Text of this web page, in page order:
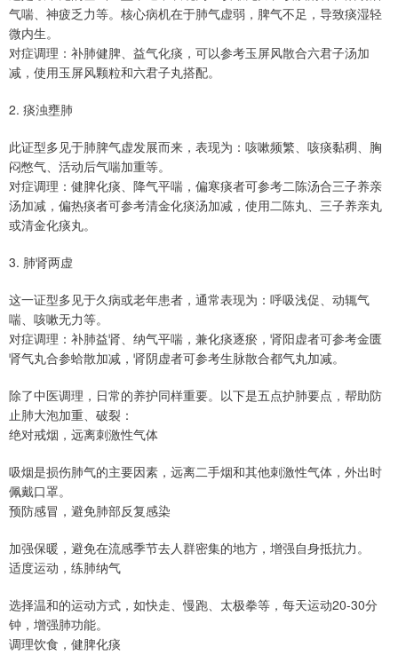
气喘、神疲乏力等。核心病机在于肺气虚弱，脾气不足，导致痰湿轻
微内生。
对症调理：补肺健脾、益气化痰，可以参考玉屏风散合六君子汤加
减，使用玉屏风颗粒和六君子丸搭配。
2. 痰浊壅肺
此证型多见于肺脾气虚发展而来，表现为：咳嗽频繁、咳痰黏稠、胸
闷憋气、活动后气喘加重等。
对症调理：健脾化痰、降气平喘，偏寒痰者可参考二陈汤合三子养亲
汤加减，偏热痰者可参考清金化痰汤加减，使用二陈丸、三子养亲丸
或清金化痰丸。
3. 肺肾两虚
这一证型多见于久病或老年患者，通常表现为：呼吸浅促、动辄气
喘、咳嗽无力等。
对症调理：补肺益肾、纳气平喘，兼化痰逐瘀，肾阳虚者可参考金匮
肾气丸合参蛤散加减，肾阴虚者可参考生脉散合都气丸加减。
除了中医调理，日常的养护同样重要。以下是五点护肺要点，帮助防
止肺大泡加重、破裂：
绝对戒烟，远离刺激性气体
吸烟是损伤肺气的主要因素，远离二手烟和其他刺激性气体，外出时
佩戴口罩。
预防感冒，避免肺部反复感染
加强保暖，避免在流感季节去人群密集的地方，增强自身抵抗力。
适度运动，练肺纳气
选择温和的运动方式，如快走、慢跑、太极拳等，每天运动20-30分
钟，增强肺功能。
调理饮食，健脾化痰